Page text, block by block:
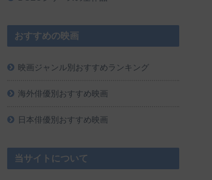
おすすめの映画
映画ジャンル別おすすめランキング
海外俳優別おすすめ映画
日本俳優別おすすめ映画
当サイトについて